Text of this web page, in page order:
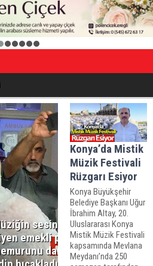
2 3 4 5 6
sesini kısın
emekli polis
darp
Konya’da Mistik
Müzik Festivali
Rüzgarı Esiyor
Konya Büyükşehir
Belediye Başkanı Uğur
İbrahim Altay, 20.
Uluslararası Konya
Mistik Müzik Festivali
kapsamında Mevlana
Meydanı’nda 250